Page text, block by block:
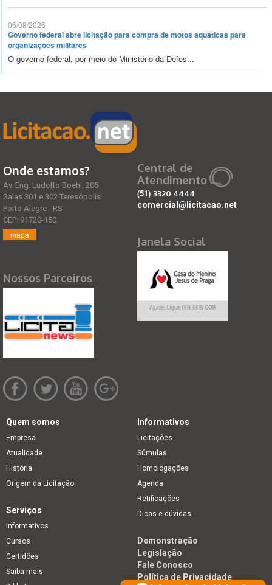
06/08/2026
Governo federal abre licitação para compra de motos aquáticas para
organizações militares
O governo federal, por meio do Ministério da Defes...
Onde estamos?
Av. Eng. Ludolfo Boehl, 205
Salas 301 e 302 Teresópolis
Porto Alegre - RS
CEP: 91720-150
mapa
Nossos Parceiros
Central de
Atendimento
(51) 3320 4444
comercial@licitacao.net
Janela Social
Quem somos
Empresa
Atualidade
História
Origem da Licitação
Informativos
Licitações
Súmulas
Homologações
Agenda
Retificações
Dicas e dúvidas
Serviços
Informativos
Cursos
Certidões
Saiba mais
Demonstração
Legislação
Fale Conosco
Política de Privacidade